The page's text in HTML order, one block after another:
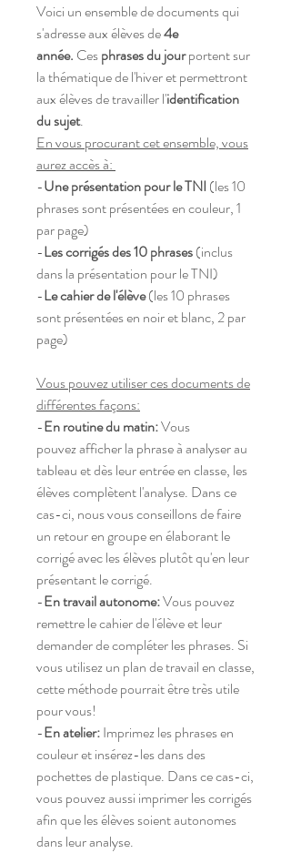
Voici un ensemble de documents qui
s'adresse aux élèves de4e
année. Cesphrases du jourportent sur
la thématique de l'hiver et permettront
aux élèves de travailler l'identification
du sujet.
En vous procurant cet ensemble, vous
aurez accès à:
-Une présentation pour le TNI (les 10
phrases sont présentées en couleur, 1
par page)
-Les corrigés des 10 phrases(inclus
dans la présentation pour le TNI)
-Le cahier de l'élève(les 10 phrases
sont présentées en noir et blanc, 2 par
page)
Vous pouvez utiliser ces documents de
différentes façons:
-En routine du matin:Vous
pouvez afficher la phrase à analyser au
tableau et dès leur entrée en classe, les
élèves complètent l'analyse. Dans ce
cas-ci, nous vous conseillons de faire
un retour en groupe en élaborant le
corrigé avec les élèves plutôt qu'en leur
présentant le corrigé.
-En travail autonome:Vous pouvez
remettre le cahier de l'élève et leur
demander de compléter les phrases. Si
vous utilisez un plan de travail en classe,
cette méthode pourrait être très utile
pour vous!
-En atelier:Imprimez les phrases en
couleur et insérez-les dans des
pochettes de plastique. Dans ce cas-ci,
vous pouvez aussi imprimer les corrigés
afin que les élèves soient autonomes
dans leur analyse.